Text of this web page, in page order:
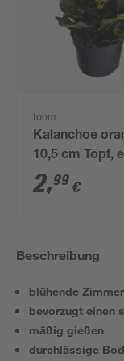
toom
Kalanchoe
10,5 cm Topf,
blühend
2,99 €
Beschreibung
blühende
bevorzugt einen
mäßig gießen
durchlässige